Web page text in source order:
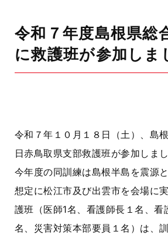
令和７年度島根県総
に救護班が参加しま
令和７年１０月１８日（土）、島
日赤鳥取県支部救護班が参加しまし
今年度の同訓練は島根半島を震源
想定に松江市及び出雲市を会場に
護班（医師1名、看護師長１名、看
名、災害対策本部要員１名）は、